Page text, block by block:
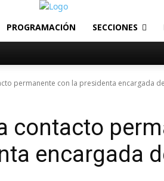
PROGRAMACIÓN SECCIONES
permanente con la presidenta encargada
contacto
encargada